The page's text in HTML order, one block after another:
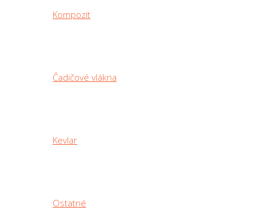
Kompozit
Čadičové vlákna
Kevlar
Ostatné